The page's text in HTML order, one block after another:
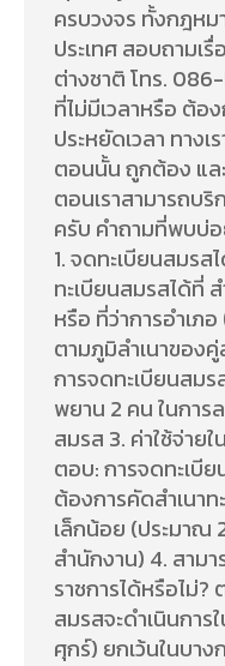
ครบวงจร ทั้งกฎหม
ประเทศ สอบถามเ
ต่างชาติ โทร.
ที่ไม่มีเวลาหรือ ต้อ
ประหยัดเวลา ทาง
ตอนนั้น ถูกต้อง แ
ตอนเราสามารถบริ
ครับ คำถามที่พบบ่
1. จดทะเบียนสมร
ทะเบียนสมรสได้ที่
หรือ ที่ว่าการอำเภ
ตามภูมิลำเนาของ
การจดทะเบียนสม
พยาน 2 คน ในการ
สมรส 3. ค่าใช้จ่าย
ตอบ: การจดทะเบี
ต้องการคัดสำเนาท
เล็กน้อย (ประมา
สำนักงาน) 4. สาม
ราชการได้หรือไม่
สมรสจะดำเนินการ
ศุกร์) ยกเว้นในบา